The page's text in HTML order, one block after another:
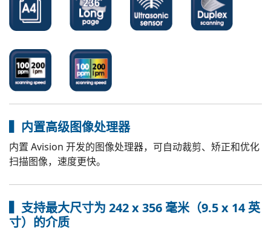
▍内置高级图像处理器
内置 Avision 开发的图像处理器，可自动裁剪、矫正和优化
扫描图像，速度更快。
▍支持最大尺寸为 242 x 356 毫米（9.5 x 14 英
寸）的介质